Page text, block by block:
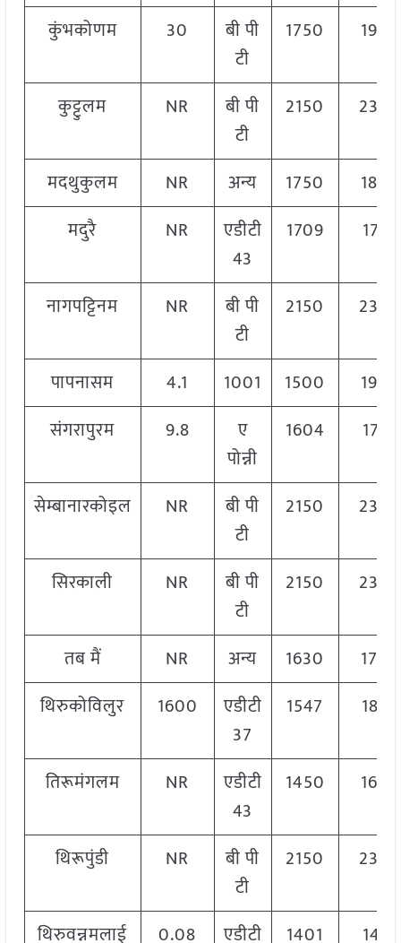
कुंभकोणम 30
बी पी
टी
1750 1900
कुट्टुलम NR
बी पी
टी
2150
मदथुकुलम NR अन्य 1750
1800
मदुरै
NR
एडीटी
43
1709 1769
नागपट्टिनम NR
बी पी
टी
2150
पापनासम 4.1 1001 1500
1900
संगरापुरम
9.8
ए
पोन्नी
1604 1772
सेम्बानारकोइल NR
बी पी
टी
2150
सिरकाली NR
बी पी
टी
2150
तब मैं NR अन्य 1630
1740
थिरुकोविलुर
1600
एडीटी
37
1547 1803
तिरूमंगलम NR
एडीटी
43
1450 1600
थिरूपुंडी NR
बी पी
टी
2150
थिरुवन्नमलाई 0.08
एडीटी
1401 1401